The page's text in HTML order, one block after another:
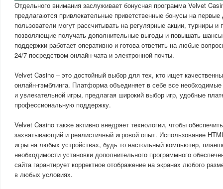
Отдельного внимания заслуживает бонусная программа Velvet
предлагаются привлекательные приветственные бонусы на
пользователи могут рассчитывать на регулярные акции, турниры
позволяющие получать дополнительные выгоды и повышать
поддержки работает оперативно и готова ответить на любые
24/7 посредством онлайн-чата и электронной почты.
Velvet Casino – это достойный выбор для тех, кто ищет
онлайн-гэмблинга. Платформа объединяет в себе все
и увлекательной игры, предлагая широкий выбор игр, удобные
профессиональную поддержку.
Velvet Casino также активно внедряет технологии, чтобы
захватывающий и реалистичный игровой опыт. Использование
игры на любых устройствах, будь то настольный компьютер,
необходимости установки дополнительного программного
сайта гарантирует корректное отображение на экранах любого
в любых условиях.